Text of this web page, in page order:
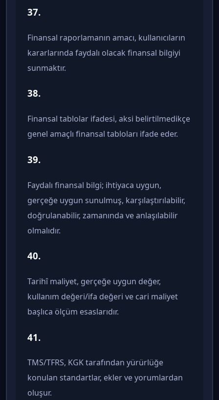
37.
Finansal raporlamanın amacı, kullanıcıların
kararlarında faydalı olacak finansal bilgiyi
sunmaktır.
38.
Finansal tablolar ifadesi, aksi belirtilmedikçe
genel amaçlı finansal tabloları ifade eder.
39.
Faydalı finansal bilgi; ihtiyaca uygun,
gerçeğe uygun sunulmuş, karşılaştırılabilir,
doğrulanabilir, zamanında ve anlaşılabilir
olmalıdır.
40.
Tarihî maliyet, gerçeğe uygun değer,
kullanım değeri/ifa değeri ve cari maliyet
başlıca ölçüm esaslarıdır.
41.
TMS/TFRS, KGK tarafından yürürlüğe
konulan standartlar, ekler ve yorumlardan
oluşur.